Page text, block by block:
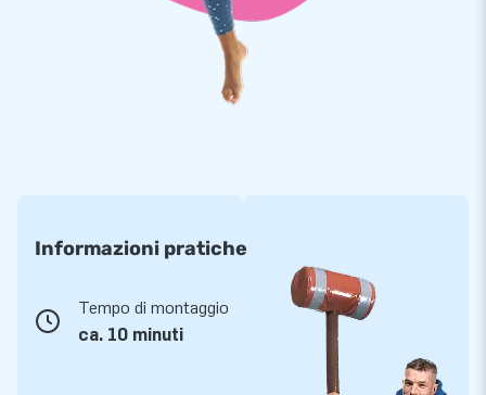
Informazioni pratiche
Tempo di montaggio
ca. 10 minuti